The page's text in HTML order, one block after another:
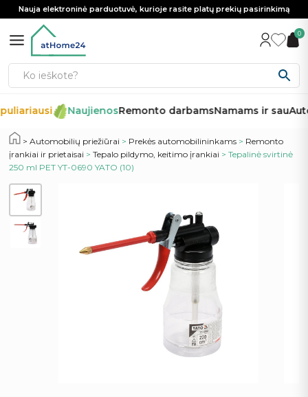
Nauja elektroninė parduotuvė, kurioje rasite platų prekių pasirinkimą
0
NaujienosRemonto darbamsNamams ir sau
Automobilių priežiūrai > Prekės automobilininkams > Remonto
įrankiai ir prietaisai >Tepalo pildymo, keitimo įrankiai > Tepalinė svirtinė
250 ml PET YT-0690 YATO (10)